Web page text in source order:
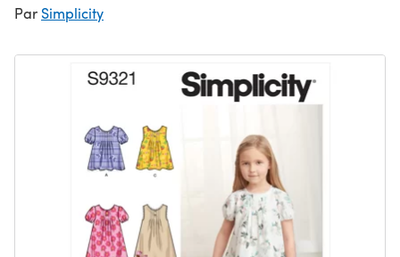
Par Simplicity